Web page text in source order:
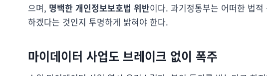
으며, 명백한 개인정보보호법 위반이다. 과기정통부는 어떠한 법
하겠다는 것인지 투명하게 밝혀야 한다.
마이데이터 사업도 브레이크 없이 폭주